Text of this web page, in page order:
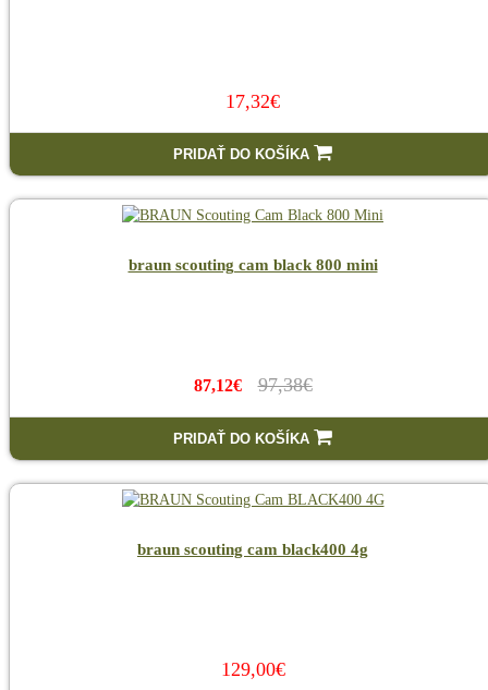
17,32€
PRIDAŤ DO KOŠÍKA
braun scouting cam black 800 mini
87,12€ 97,38€
PRIDAŤ DO KOŠÍKA
braun scouting cam black400 4g
129,00€